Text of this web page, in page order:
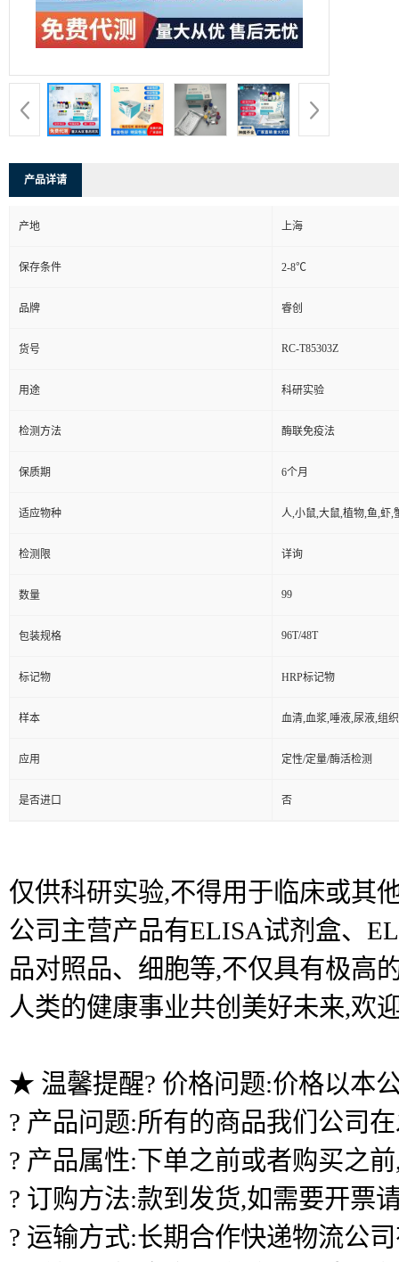
产品详请
产地 上海
保存条件 2-8℃
品牌 睿创
货号 RC-T85303Z
用途 科研实验
检测方法 酶联免疫法
保质期 6个月
适应物种 人,小鼠,大鼠,植物,鱼,虾,
检测限 详询
数量 99
包装规格 96T/48T
标记物 HRP标记物
样本 血清,血浆,唾液,尿液,组
应用 定性/定量/酶活检测
是否进口 否
仅供科研实验,不得用于临床或其
公司主营产品有ELISA试剂盒、
品对照品、细胞等,不仅具有极高
人类的健康事业共创美好未来,欢
★ 温馨提醒? 价格问题:价格以本
? 产品问题:所有的商品我们公司
? 产品属性:下单之前或者购买之
? 订购方法:款到发货,如需要开票
? 运输方式:长期合作快递物流公